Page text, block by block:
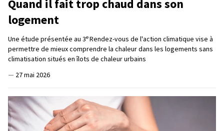
Quand il fait trop chaud dans son
logement
Une étude présentée au 3eRendez-vous de l'action climatique vise à
permettre de mieux comprendre la chaleur dans les logements sans
climatisation situés en îlots de chaleur urbains
— 27 mai 2026